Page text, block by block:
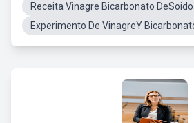
Receita Vinagre Bicarbonato
Experimento De VinagreY